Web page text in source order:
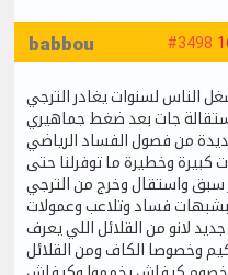
#3498
babbou
الناس لسنوات يغادر الترجي
استقالة جات بعد ضغط جماهيري
من فصول الفساد الرياضي
كبيرة وخطيرة ما توفرلنا حتى
سبق واستقال وخرج من الترجي
فساد وتلاعب وعمولات
لانو من القلائل اللي يعرف
وخصوصا الكاف ومن القلائل